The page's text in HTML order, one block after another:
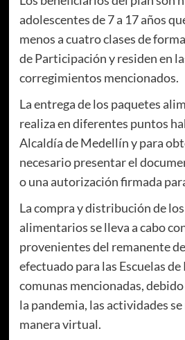
adolescentes de 7 a 17 años
menos a cuatro clases de
de Participación y residen en
corregimientos mencionados.
La entrega de los paquetes
realiza en diferentes puntos
Alcaldía de Medellín y para
necesario presentar el
o una autorización firmada
La compra y distribución de
alimentarios se lleva a cabo
provenientes del remanente
efectuado para las Escuelas
comunas mencionadas,
la pandemia, las actividades
manera virtual.